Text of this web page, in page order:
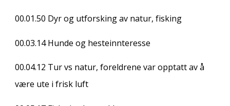
00.01.50 Dyr og utforsking av natur, fisking
00.03.14 Hunde og hesteinnteresse
00.04.12 Tur vs natur, foreldrene var opptatt av å
være ute i frisk luft